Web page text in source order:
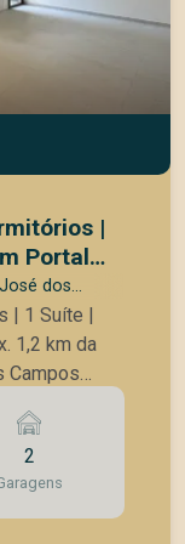
morar,
conforto,
|
Portal
|
dos
| 1 Suíte |
1,2 km da
Campos
investir em
Zona Leste
térrea,
no
2